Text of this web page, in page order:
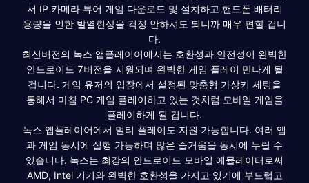
서 IP 카메라 뷰어 게임 다운로드 및 설치하고 핸드폰 배터리
용량을 인한 발열현상을 걱정 안하셔도 되니까 매우 편할 겁니
다.
최신버전의 녹스 앱플레이어에서는 호환성과 안전성이 완벽한
안드로이드 7버전을 지원되며 완벽한 게임 플레이 만나게 될
겁니다. 게임 유저의 입장에서 설정된 맞춤형 가상키 세팅을
통해서 마침 PC 게임 플레이하고 있는 것처럼 모바일 게임을
플레이하게 될 겁니다.
녹스 앱플레이어에서 멀티 플레이도 지원 가능합니다. 여러 앱
과 게임 동시에 실행 가능하며 많은 즐거움을 동시에 누릴 수
있습니다. 녹스는 최강의 안드로이드 모바일 에뮬레이터로써
AMD, Intel 기기와 완벽한 호환성을 가지고 있기에 부드럽고